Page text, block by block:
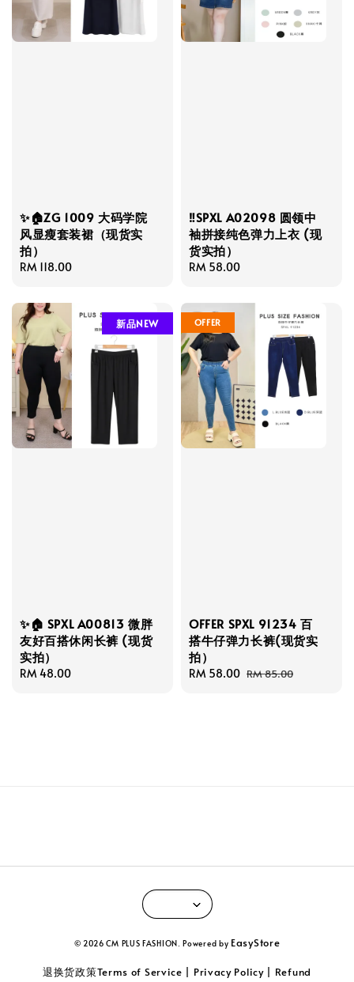
✨🏠ZG 1009 大码学院
风显瘦套装裙（现货实
拍）
Regular
RM 118.00
‼️SPXL A02098 圆领中
袖拼接纯色弹力上衣 (现
货实拍）
Regular
RM 58.00
新品NEW
✨🏠 SPXL A00813 微胖
友好百搭休闲长裤 (现货
实拍）
Regular
RM 48.00
OFFER
OFFER SPXL 91234 百
搭牛仔弹力长裤(现货实
拍）
Sale
RM 58.00 Regular
RM 85.00
© 2026 CM PLUS FASHION. Powered by EasyStore
退换货政策Terms of Service | Privacy Policy | Refund